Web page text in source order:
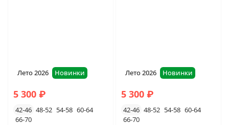
Лето 2026 Новинки
5 300 ₽
42-46 48-52 54-58 60-64
66-70
Лето 2026 Новинки
5 300 ₽
42-46 48-52 54-58 60-64
66-70